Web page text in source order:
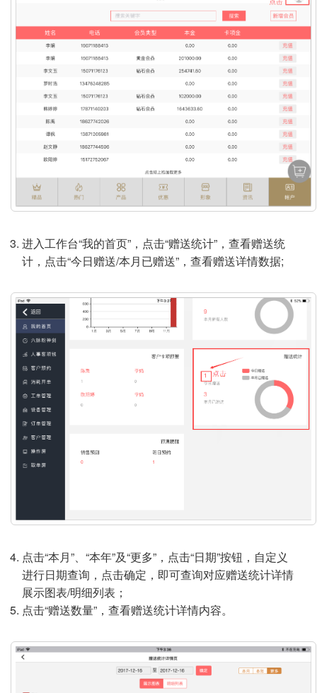
进入工作台“我的首页”，点击“赠送统计”，查看赠送统
计，点击“今日赠送/本月已赠送”，查看赠送详情数据;
点击“本月”、“本年”及“更多”，点击“日期”按钮，自定义
进行日期查询，点击确定，即可查询对应赠送统计详情
展示图表/明细列表；
点击“赠送数量”，查看赠送统计详情内容。